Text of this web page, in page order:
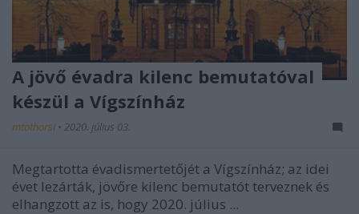
A jövő évadra kilenc bemutatóval
készül a Vígszínház
mtothorsi • 2020. július 03.
Megtartotta évadismertetőjét a Vígszínház; az idei
évet lezárták, jövőre kilenc bemutatót terveznek és
elhangzott az is, hogy 2020. július ...